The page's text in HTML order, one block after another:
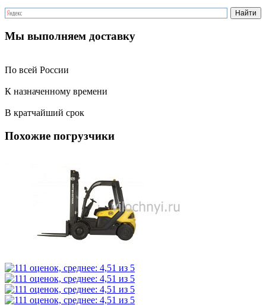
Мы выполняем доставку
По всей России
К назначенному времени
В кратчайший срок
Похожие погрузчики